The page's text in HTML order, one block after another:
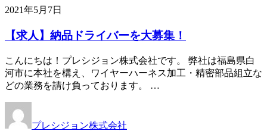
2021年5月7日
【求人】納品ドライバーを大募集！
こんにちは！プレシジョン株式会社です。 弊社は福島県白
河市に本社を構え、ワイヤーハーネス加工・精密部品組立な
どの業務を請け負っております。 …
プレシジョン株式会社